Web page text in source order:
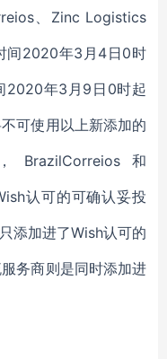
、Zinc Logistics
间2020年3月4日0时
2020年3月9日0时起
可使用以上新添加的
和
认可的可确认妥投
添加进了Wish认可的
务商则是同时添加进